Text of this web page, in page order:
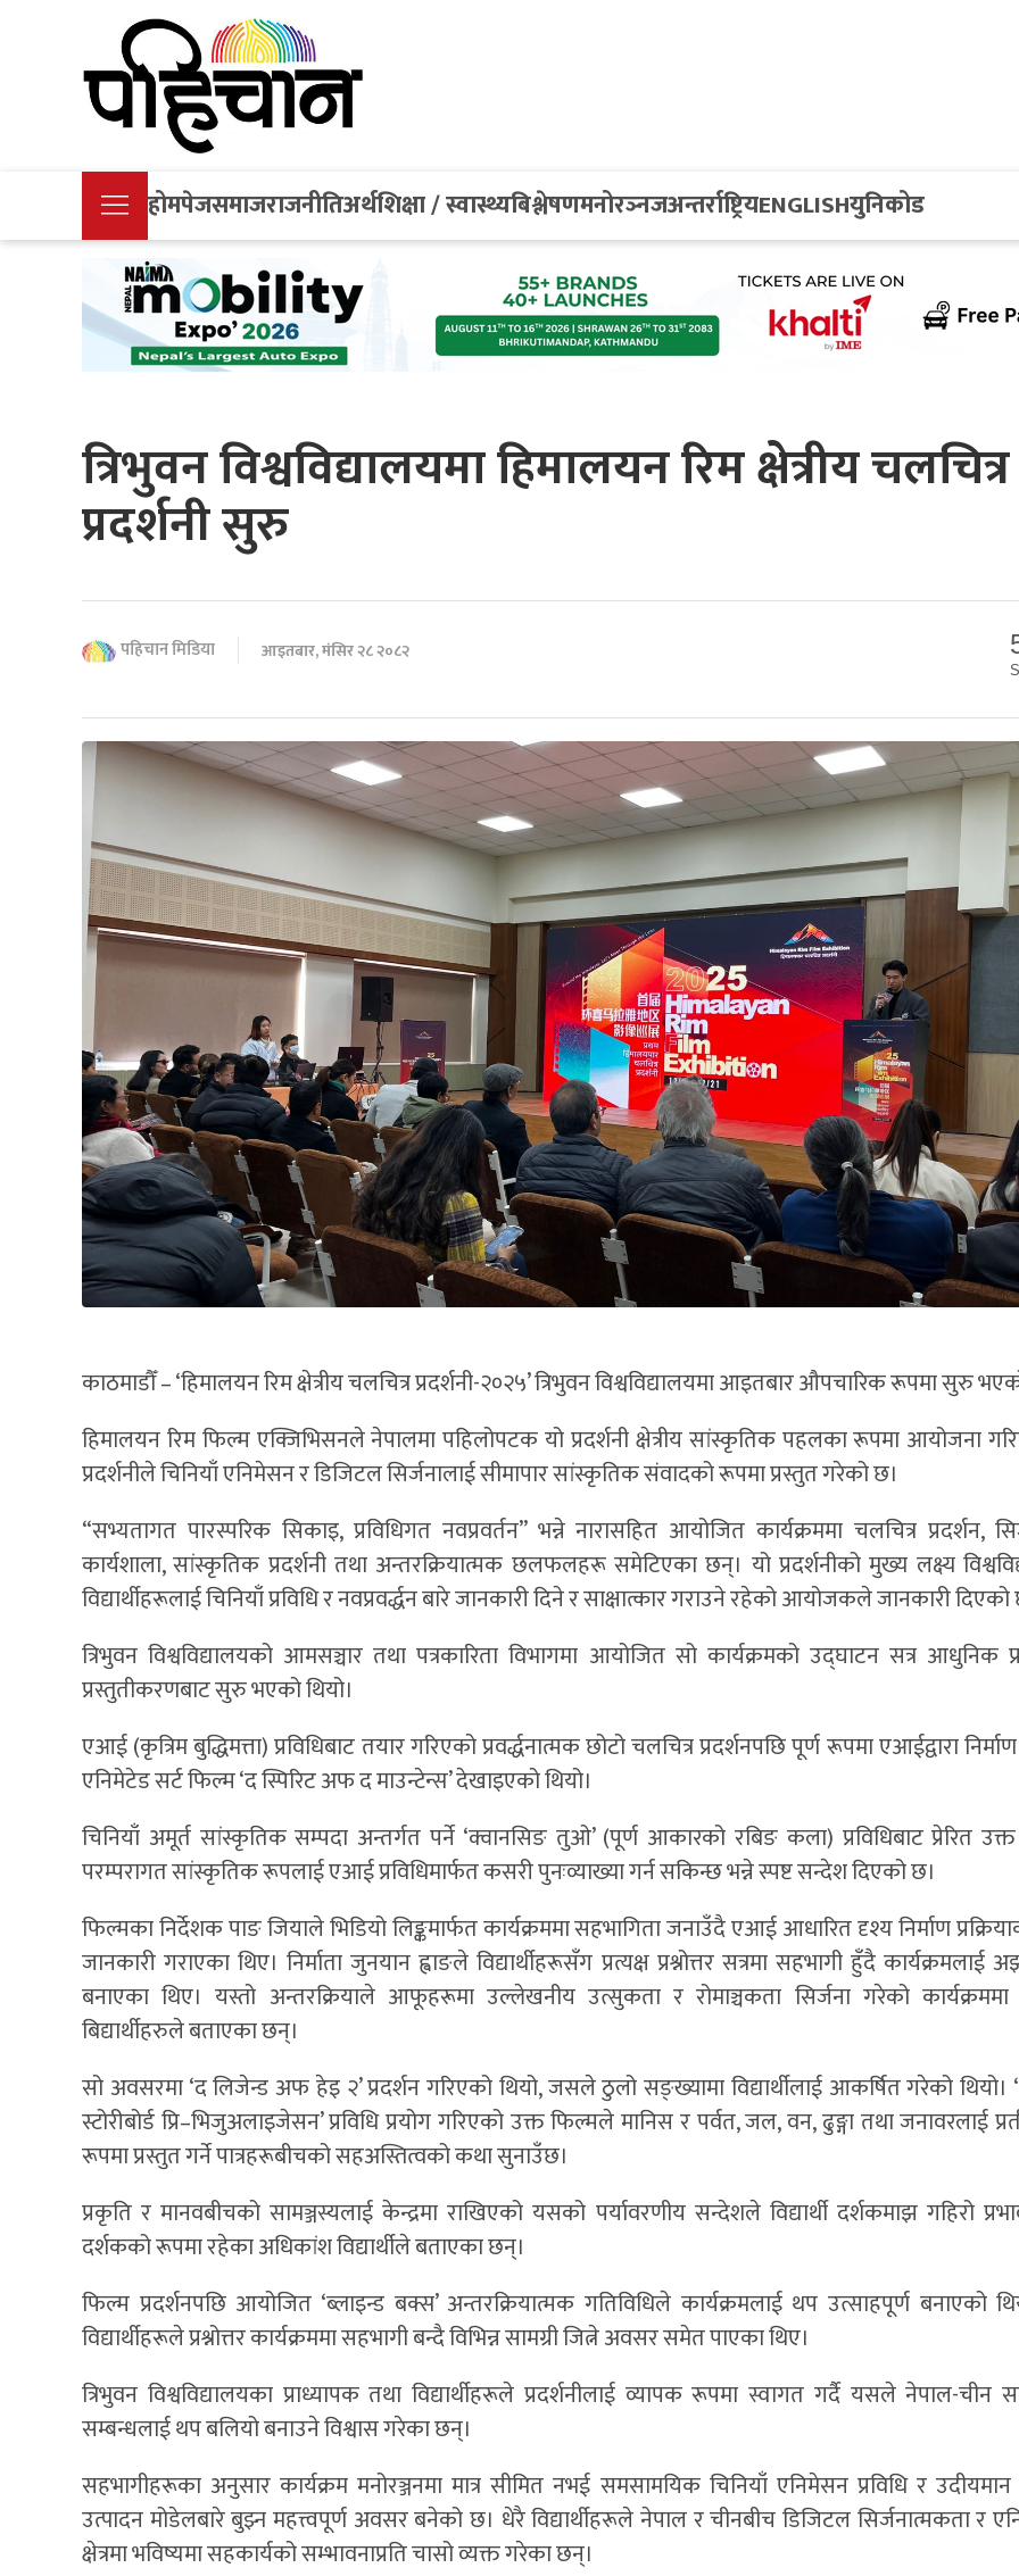
होमपेजसमाजराजनीतिअर्थशिक्षा / स्वास्थ्यबिश्लेषणमनोरञ्नजअन्तर्राष्ट्रियENGLISHयुनिकोड
त्रिभुवन विश्वविद्यालयमा हिमालयन रिम क्षेत्रीय चलचित्र
प्रदर्शनी सुरु
पहिचान मिडिया आइतबार, मंसिर २८ २०८२
काठमाडौँ – ‘हिमालयन रिम क्षेत्रीय चलचित्र प्रदर्शनी-२०२५’ त्रिभुवन विश्वविद्यालयमा आइतबार औपचारिक रूपमा सुरु
हिमालयन रिम फिल्म एक्जिभिसनले नेपालमा पहिलोपटक यो प्रदर्शनी क्षेत्रीय सांस्कृतिक पहलका रूपमा आयोजना
प्रदर्शनीले चिनियाँ एनिमेसन र डिजिटल सिर्जनालाई सीमापार सांस्कृतिक संवादको रूपमा प्रस्तुत गरेको छ।
“सभ्यतागत पारस्परिक सिकाइ, प्रविधिगत नवप्रवर्तन” भन्ने नारासहित आयोजित कार्यक्रममा चलचित्र प्रदर्शन,
कार्यशाला, सांस्कृतिक प्रदर्शनी तथा अन्तरक्रियात्मक छलफलहरू समेटिएका छन्। यो प्रदर्शनीको मुख्य लक्ष्य
विद्यार्थीहरूलाई चिनियाँ प्रविधि र नवप्रवर्द्धन बारे जानकारी दिने र साक्षात्कार गराउने रहेको आयोजकले जानकारी दिएको
त्रिभुवन विश्वविद्यालयको आमसञ्चार तथा पत्रकारिता विभागमा आयोजित सो कार्यक्रमको उद्घाटन सत्र आधुनिक
प्रस्तुतीकरणबाट सुरु भएको थियो।
एआई (कृत्रिम बुद्धिमत्ता) प्रविधिबाट तयार गरिएको प्रवर्द्धनात्मक छोटो चलचित्र प्रदर्शनपछि पूर्ण रूपमा एआईद्वारा
एनिमेटेड सर्ट फिल्म ‘द स्पिरिट अफ द माउन्टेन्स’ देखाइएको थियो।
चिनियाँ अमूर्त सांस्कृतिक सम्पदा अन्तर्गत पर्ने ‘क्वानसिङ तुओ’ (पूर्ण आकारको रबिङ कला) प्रविधिबाट प्रेरित
परम्परागत सांस्कृतिक रूपलाई एआई प्रविधिमार्फत कसरी पुनःव्याख्या गर्न सकिन्छ भन्ने स्पष्ट सन्देश दिएको छ।
फिल्मका निर्देशक पाङ जियाले भिडियो लिङ्कमार्फत कार्यक्रममा सहभागिता जनाउँदै एआई आधारित दृश्य निर्माण
जानकारी गराएका थिए। निर्माता जुनयान ह्वाङले विद्यार्थीहरूसँग प्रत्यक्ष प्रश्नोत्तर सत्रमा सहभागी हुँदै कार्यक्रमलाई
बनाएका थिए। यस्तो अन्तरक्रियाले आफूहरूमा उल्लेखनीय उत्सुकता र रोमाञ्चकता सिर्जना गरेको
बिद्यार्थीहरुले बताएका छन्।
सो अवसरमा ‘द लिजेन्ड अफ हेइ २’ प्रदर्शन गरिएको थियो, जसले ठुलो सङ्ख्यामा विद्यार्थीलाई आकर्षित गरेको थियो।
स्टोरीबोर्ड प्रि–भिजुअलाइजेसन’ प्रविधि प्रयोग गरिएको उक्त फिल्मले मानिस र पर्वत, जल, वन, ढुङ्गा तथा जनावरलाई
रूपमा प्रस्तुत गर्ने पात्रहरूबीचको सहअस्तित्वको कथा सुनाउँछ।
प्रकृति र मानवबीचको सामञ्जस्यलाई केन्द्रमा राखिएको यसको पर्यावरणीय सन्देशले विद्यार्थी दर्शकमाझ गहिरो
दर्शकको रूपमा रहेका अधिकांश विद्यार्थीले बताएका छन्।
फिल्म प्रदर्शनपछि आयोजित ‘ब्लाइन्ड बक्स’ अन्तरक्रियात्मक गतिविधिले कार्यक्रमलाई थप उत्साहपूर्ण बनाएको
विद्यार्थीहरूले प्रश्नोत्तर कार्यक्रममा सहभागी बन्दै विभिन्न सामग्री जित्ने अवसर समेत पाएका थिए।
त्रिभुवन विश्वविद्यालयका प्राध्यापक तथा विद्यार्थीहरूले प्रदर्शनीलाई व्यापक रूपमा स्वागत गर्दै यसले नेपाल-चीन
सम्बन्धलाई थप बलियो बनाउने विश्वास गरेका छन्।
सहभागीहरूका अनुसार कार्यक्रम मनोरञ्जनमा मात्र सीमित नभई समसामयिक चिनियाँ एनिमेसन प्रविधि र
उत्पादन मोडेलबारे बुझ्न महत्त्वपूर्ण अवसर बनेको छ। धेरै विद्यार्थीहरूले नेपाल र चीनबीच डिजिटल सिर्जनात्मकता र
क्षेत्रमा भविष्यमा सहकार्यको सम्भावनाप्रति चासो व्यक्त गरेका छन्।